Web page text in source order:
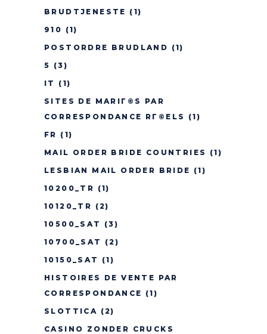
BRUDTJENESTE (1)
910 (1)
POSTORDRE BRUDLAND (1)
5 (3)
IT
(1)
SITES DE MARIГ©S PAR
CORRESPONDANCE RГ©ELS
(1)
FR (1)
MAIL ORDER BRIDE COUNTRIES
(1)
LESBIAN MAIL ORDER BRIDE (1)
10200_TR (1)
10120_TR (2)
10500_SAT
(3)
10700_SAT
(2)
10150_SAT
(1)
HISTOIRES DE VENTE PAR
CORRESPONDANCE (1)
SLOTTICA (2)
CASINO ZONDER CRUCKS